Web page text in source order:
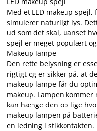
Med et LED makeup
simulerer naturligt lys.
ud som det skal, uanset
spejl er meget populært og
Makeup lampe
Den rette belysning er
rigtigt og er sikker på, at
makeup lampe får du
makeup. Lampen kommer
kan hænge den op lige
makeup lampen på
en ledning i stikkontakten.